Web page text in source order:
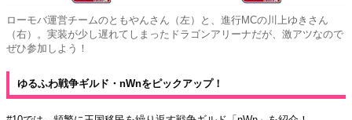
ローモバ運営チームのともやんさん（左）と、進行MCの川上ゆきさん
（右）。実装が少し遅れてしまったドラゴンアリーナだが、激アツなので
ぜひ参加しよう！
ゆるふわ戦争ギルド・nWnをピックアップ！